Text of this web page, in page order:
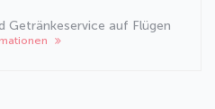
Getränkeservice auf Flügen